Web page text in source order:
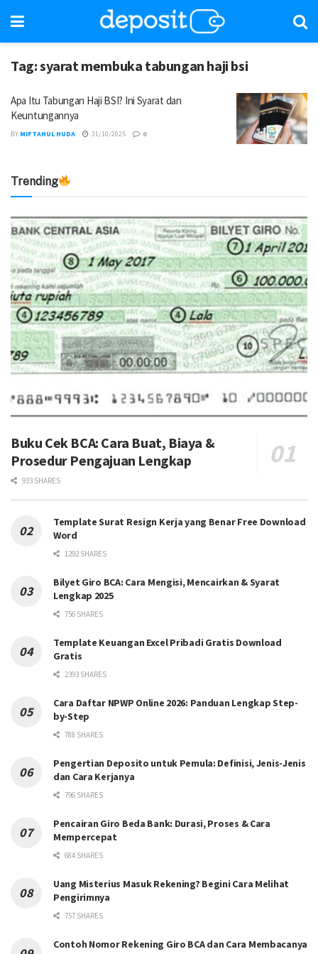
Tag:syarat membuka tabungan haji bsi
Apa Itu Tabungan Haji BSI? Ini Syarat dan
Keuntungannya
BY MIFTAHUL HUDA 31/10/2025 0
Trending
Buku Cek BCA: Cara Buat, Biaya &
Prosedur Pengajuan Lengkap
933 SHARES
Template Surat Resign Kerja yang Benar Free Download
Word
1292 SHARES
Bilyet Giro BCA: Cara Mengisi, Mencairkan & Syarat
Lengkap 2025
756 SHARES
Template Keuangan Excel Pribadi Gratis Download
Gratis
2393 SHARES
Cara Daftar NPWP Online 2026: Panduan Lengkap Step-
by-Step
788 SHARES
Pengertian Deposito untuk Pemula: Definisi, Jenis-Jenis
dan Cara Kerjanya
796 SHARES
Pencairan Giro Beda Bank: Durasi, Proses & Cara
Mempercepat
684 SHARES
Uang Misterius Masuk Rekening? Begini Cara Melihat
Pengirimnya
757 SHARES
Contoh Nomor Rekening Giro BCA dan Cara Membacanya